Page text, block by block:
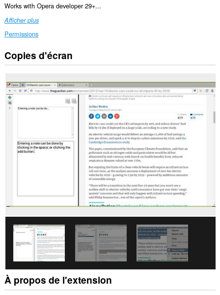
Works with Opera developer 29+...
Afficher plus
Permissions
Cette
extension
un
panneau
dans
Copies d'écran
À propos de l'extension